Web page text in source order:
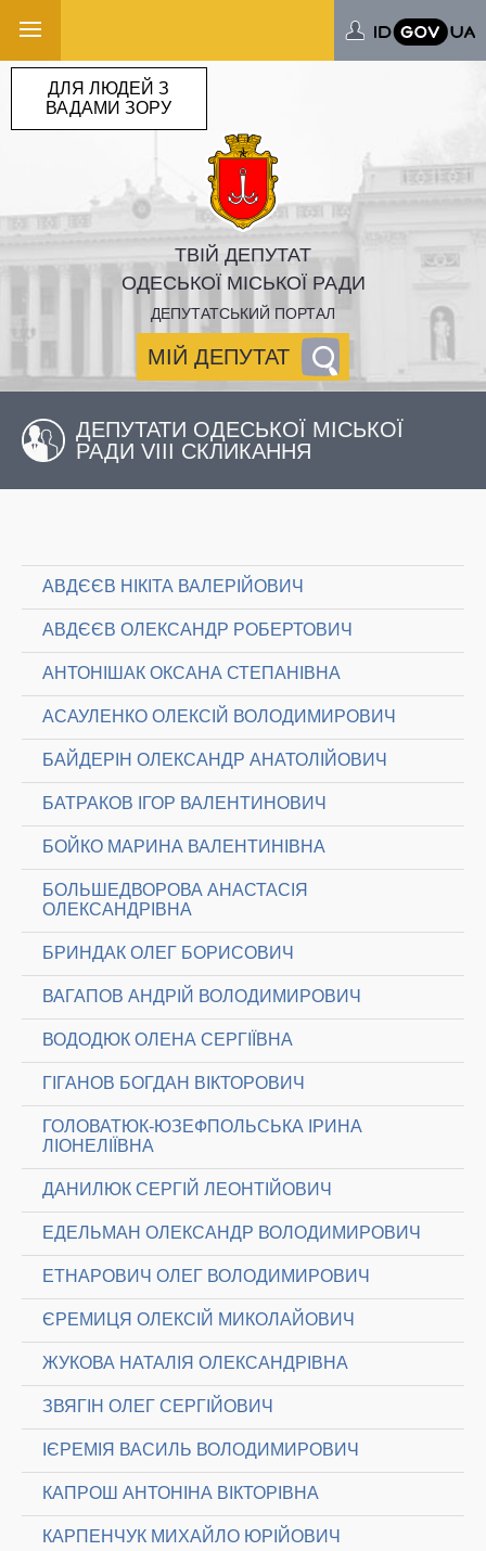
ТВІЙ ДЕПУТАТ
ОДЕСЬКОЇ МІСЬКОЇ РАДИ
ДЕПУТАТСЬКИЙ ПОРТАЛ
МІЙ ДЕПУТАТ
ДЛЯ ЛЮДЕЙ З
ВАДАМИ ЗОРУ
ДЕПУТАТИ ОДЕСЬКОЇ МІСЬКОЇ
РАДИ VIII СКЛИКАННЯ
АВДЄЄВ НІКІТА ВАЛЕРІЙОВИЧ
АВДЄЄВ ОЛЕКСАНДР РОБЕРТОВИЧ
АНТОНІШАК ОКСАНА СТЕПАНІВНА
АСАУЛЕНКО ОЛЕКСІЙ ВОЛОДИМИРОВИЧ
БАЙДЕРІН ОЛЕКСАНДР АНАТОЛІЙОВИЧ
БАТРАКОВ ІГОР ВАЛЕНТИНОВИЧ
БОЙКО МАРИНА ВАЛЕНТИНІВНА
БОЛЬШЕДВОРОВА АНАСТАСІЯ
ОЛЕКСАНДРІВНА
БРИНДАК ОЛЕГ БОРИСОВИЧ
ВАГАПОВ АНДРІЙ ВОЛОДИМИРОВИЧ
ВОДОДЮК ОЛЕНА СЕРГІЇВНА
ГІГАНОВ БОГДАН ВІКТОРОВИЧ
ГОЛОВАТЮК-ЮЗЕФПОЛЬСЬКА ІРИНА
ЛІОНЕЛІЇВНА
ДАНИЛЮК СЕРГІЙ ЛЕОНТІЙОВИЧ
ЕДЕЛЬМАН ОЛЕКСАНДР ВОЛОДИМИРОВИЧ
ЕТНАРОВИЧ ОЛЕГ ВОЛОДИМИРОВИЧ
ЄРЕМИЦЯ ОЛЕКСІЙ МИКОЛАЙОВИЧ
ЖУКОВА НАТАЛІЯ ОЛЕКСАНДРІВНА
ЗВЯГІН ОЛЕГ СЕРГІЙОВИЧ
ІЄРЕМІЯ ВАСИЛЬ ВОЛОДИМИРОВИЧ
КАПРОШ АНТОНІНА ВІКТОРІВНА
КАРПЕНЧУК МИХАЙЛО ЮРІЙОВИЧ